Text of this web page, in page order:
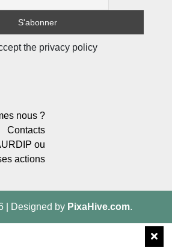
the privacy policy
nous ?
Contacts
ou
actions
Designed by PixaHive.com.